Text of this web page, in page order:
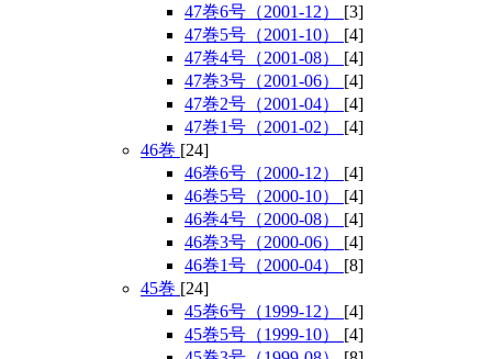
47巻6号（2001-12） [3]
47巻5号（2001-10） [4]
47巻4号（2001-08） [4]
47巻3号（2001-06） [4]
47巻2号（2001-04） [4]
47巻1号（2001-02） [4]
46巻 [24]
46巻6号（2000-12） [4]
46巻5号（2000-10） [4]
46巻4号（2000-08） [4]
46巻3号（2000-06） [4]
46巻1号（2000-04） [8]
45巻 [24]
45巻6号（1999-12） [4]
45巻5号（1999-10） [4]